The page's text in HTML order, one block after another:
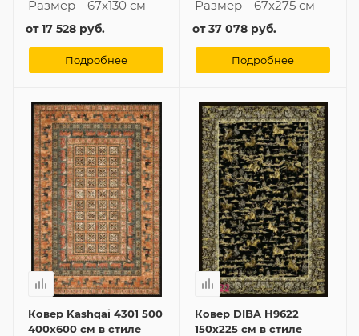
Размер—67x130 см
от17 528 руб.
Подробнее
Размер—67x275 см
от37 078 руб.
Подробнее
Ковер Kashqai 4301 500
400x600 см в стиле
Ковер DIBA H9622
150x225 см в стиле